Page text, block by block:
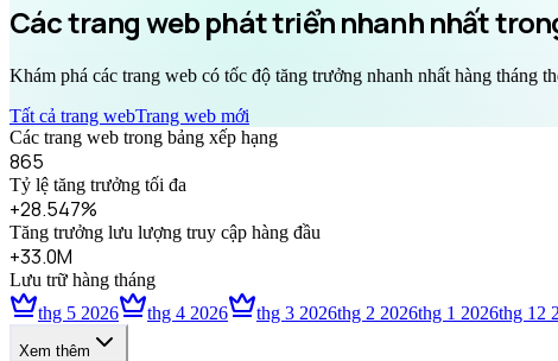
Các trang web phát triển nhanh nhất
Khám phá các trang web có tốc độ tăng trưởng nhanh nhất hàng tháng
Tất cả trang webTrang web mới
Các trang web trong bảng xếp hạng
865
Tỷ lệ tăng trưởng tối đa
+28.547%
Tăng trưởng lưu lượng truy cập hàng đầu
+33.0M
Lưu trữ hàng tháng
thg 5 2026
thg 4 2026 thg 3 2026thg 2 2026thg 1 2026thg 12
Xem thêm